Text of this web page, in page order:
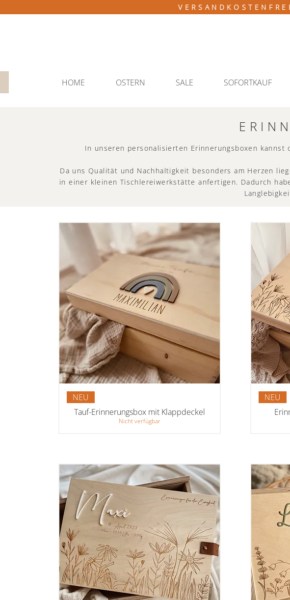
HOME OSTERN SALE SOFORTKAUF
In unseren personalisierten Erinnerungsboxen
Da uns Qualität und Nachhaltigkeit besonders am Herzen
in einer kleinen Tischlereiwerkstätte anfertigen. Dadurch
NEU
Tauf-Erinnerungsbox mit Klappdeckel
Nicht verfügbar
NEU